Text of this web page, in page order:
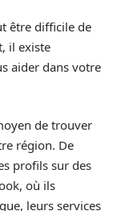
être difficile de
il existe
aider dans votre
de trouver
région. De
profils sur des
où ils
leurs services